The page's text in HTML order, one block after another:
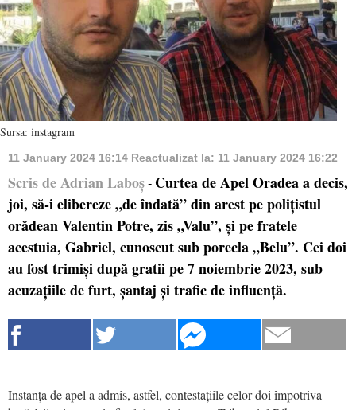
Sursa: instagram
11 January 2024 16:14 Reactualizat la: 11 January 2024 16:22
Scris de Adrian Laboș - Curtea de Apel Oradea a decis,
joi, să-i elibereze „de îndată” din arest pe polițistul
orădean Valentin Potre, zis „Valu”, și pe fratele
acestuia, Gabriel, cunoscut sub porecla „Belu”. Cei doi
au fost trimiși după gratii pe 7 noiembrie 2023, sub
acuzațiile de furt, șantaj și trafic de influență.
Instanța de apel a admis, astfel, contestațiile celor doi împotriva